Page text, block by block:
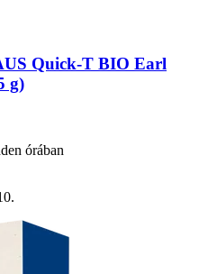
Quick-​T BIO Earl
g)
órában